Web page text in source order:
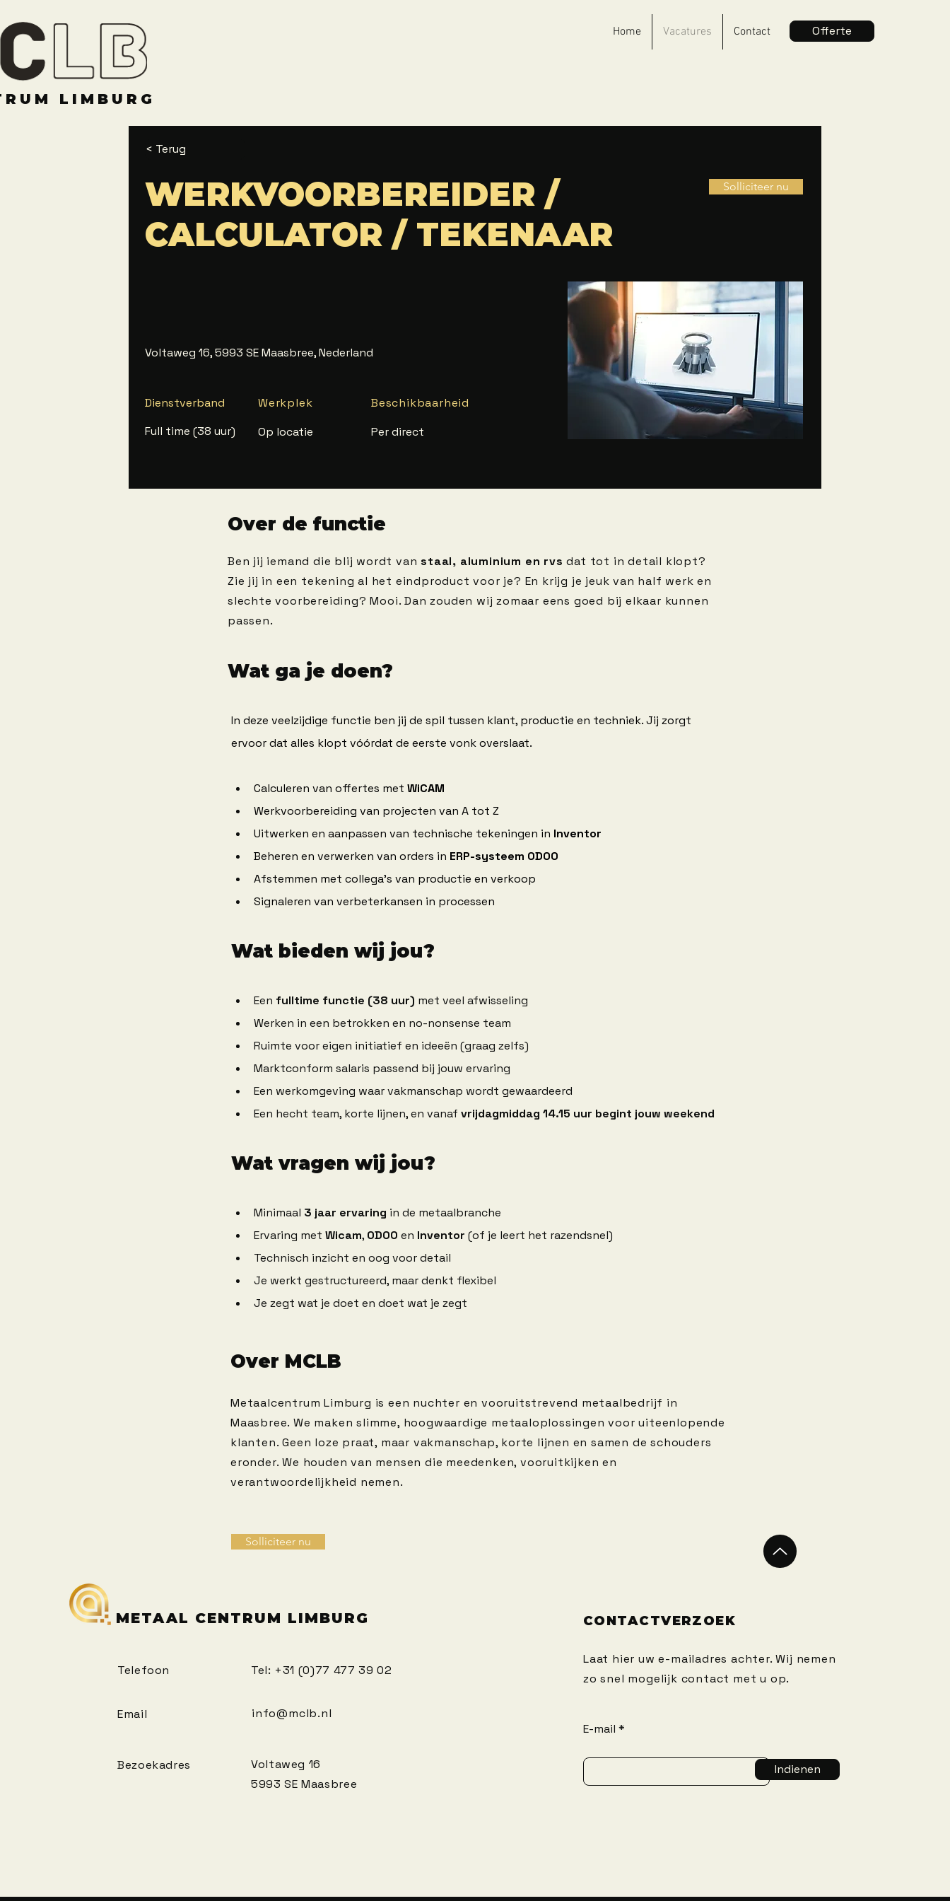
Home Vacatures Contact Offerte
LIMBURG
< Terug
WERKVOORBEREIDER /
CALCULATOR / TEKENAAR
Solliciteer nu
Voltaweg 16, 5993 SE Maasbree, Nederland
Dienstverband
Werkplek
Full time (38 uur)
Op locatie
Beschikbaarheid
Per direct
Over de functie
Ben jij iemand die blij wordt vanstaal, aluminium en rvs dat tot in detail klopt?
Zie jij in een tekening al het eindproduct voor je? En krijg je jeuk van half werk en
slechte voorbereiding? Mooi. Dan zouden wij zomaar eens goed bij elkaar kunnen
passen.
Wat ga je doen?
In deze veelzijdige functie ben jij de spil tussen klant, productie en techniek. Jij zorgt
ervoor dat alles klopt vóórdat de eerste vonk overslaat.
Calculeren van offertes met WiCAM
Werkvoorbereiding van projecten van A tot Z
Uitwerken en aanpassen van technische tekeningen in Inventor
Beheren en verwerken van orders in ERP-systeem ODOO
Afstemmen met collega’s van productie en verkoop
Signaleren van verbeterkansen in processen
Wat bieden wij jou?
Een fulltime functie (38 uur) met veel afwisseling
Werken in een betrokken en no-nonsense team
Ruimte voor eigen initiatief en ideeën (graag zelfs)
Marktconform salaris passend bij jouw ervaring
Een werkomgeving waar vakmanschap wordt gewaardeerd
Een hecht team, korte lijnen, en vanaf vrijdagmiddag 14.15 uur begint jouw weekend
Wat vragen wij jou?
Minimaal 3 jaar ervaring in de metaalbranche
Ervaring met Wicam, ODOO en Inventor (of je leert het razendsnel)
Technisch inzicht en oog voor detail
Je werkt gestructureerd, maar denkt flexibel
Je zegt wat je doet en doet wat je zegt
Over MCLB
Metaalcentrum Limburg is een nuchter en vooruitstrevend metaalbedrijf in
Maasbree. We maken slimme, hoogwaardige metaaloplossingen voor uiteenlopende
klanten. Geen loze praat, maar vakmanschap, korte lijnen en samen de schouders
eronder. We houden van mensen die meedenken, vooruitkijken en
verantwoordelijkheid nemen.
Solliciteer nu
METAAL CENTRUM LIMBURG
Telefoon
Email
Bezoekadres
Tel: +31 (0)77 477 39 02
info@mclb.nl
Voltaweg 16
5993 SE Maasbree
CONTACTVERZOEK
Laat hier uw e-mailadres achter. Wij nemen
zo snel mogelijk contact met u op.
E-mail
Indienen